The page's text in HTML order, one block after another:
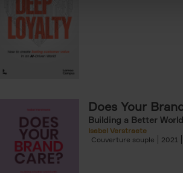
Does Your
Building a Better
Isabel Verstraete
Couverture souple
2021